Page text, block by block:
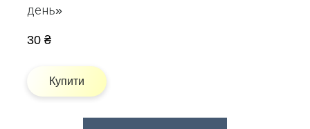
день»
30 ₴
Купити